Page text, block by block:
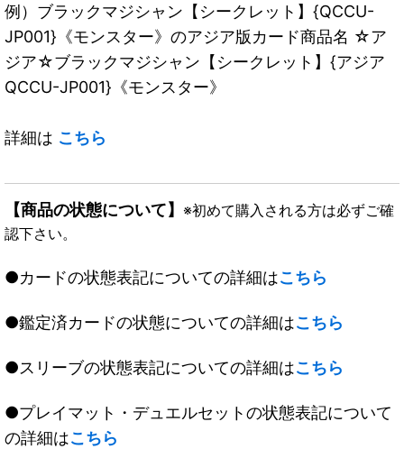
例）ブラックマジシャン【シークレット】{QCCU-
JP001}《モンスター》のアジア版カード商品名 ☆ア
ジア☆ブラックマジシャン【シークレット】{アジア
QCCU-JP001}《モンスター》
詳細は こちら
【商品の状態について】 ※初めて購入される方は必ずご確
認下さい。
●カードの状態表記についての詳細はこちら
●鑑定済カードの状態についての詳細はこちら
●スリーブの状態表記についての詳細はこちら
●プレイマット・デュエルセットの状態表記について
の詳細はこちら